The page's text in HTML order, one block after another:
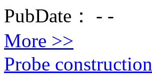
PubDate：
- -
More >>
Probe construction